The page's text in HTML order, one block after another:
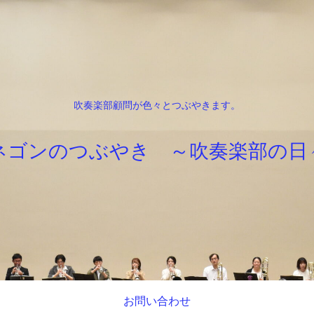
吹奏楽部顧問が色々とつぶやきます。
ゴンのつぶやき ～吹奏楽部の日
お問い合わせ